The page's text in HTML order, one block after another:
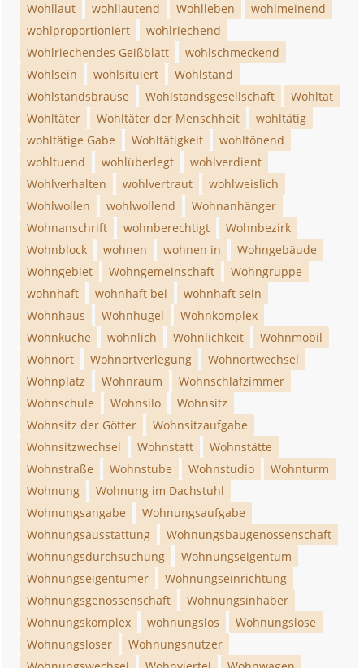
Wohllaut
wohllautend Wohlleben
wohlmeinend
wohlproportioniert
wohlriechend
Wohlriechendes Geißblatt
wohlschmeckend
Wohlsein
wohlsituiert
Wohlstand
Wohlstandsbrause
Wohlstandsgesellschaft
Wohltat
Wohltäter
Wohltäter der Menschheit
wohltätig
wohltätige Gabe
Wohltätigkeit
wohltönend
wohltuend
wohlüberlegt
wohlverdient
Wohlverhalten
wohlvertraut
wohlweislich
Wohlwollen
wohlwollend
Wohnanhänger
Wohnanschrift
wohnberechtigt
Wohnbezirk
Wohnblock
wohnen wohnen in
Wohngebäude
Wohngebiet
Wohngemeinschaft
Wohngruppe
wohnhaft
wohnhaft bei
wohnhaft sein
Wohnhaus
Wohnhügel
Wohnkomplex
Wohnküche
wohnlich Wohnlichkeit
Wohnmobil
Wohnort
Wohnortverlegung
Wohnortwechsel
Wohnplatz
Wohnraum
Wohnschlafzimmer
Wohnschule
Wohnsilo
Wohnsitz
Wohnsitz der Götter
Wohnsitzaufgabe
Wohnsitzwechsel
Wohnstatt
Wohnstätte
Wohnstraße
Wohnstube Wohnstudio
Wohnturm
Wohnung
Wohnung im Dachstuhl
Wohnungsangabe
Wohnungsaufgabe
Wohnungsausstattung
Wohnungsbaugenossenschaft
Wohnungsdurchsuchung
Wohnungseigentum
Wohnungseigentümer
Wohnungseinrichtung
Wohnungsgenossenschaft
Wohnungsinhaber
Wohnungskomplex
wohnungslos
Wohnungslose
Wohnungsloser
Wohnungsnutzer